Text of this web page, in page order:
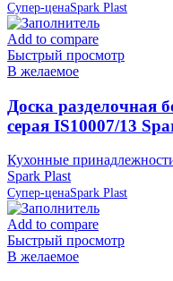
Супер-ценаSpark Plast
Add to compare
Быстрый просмотр
В желаемое
Доска разделочная
серая IS10007/13
Кухонные
Spark Plast
Супер-ценаSpark Plast
Add to compare
Быстрый просмотр
В желаемое